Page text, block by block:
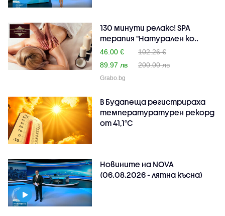
130 минути релакс! SPA
терапия "Натурален ко..
46.00 €
102.26 €
89.97 лв
200.00 лв
Grabo.bg
В Будапеща регистрираха
температуратурен рекорд
от 41,1°C
Новините на NOVA
(06.08.2026 - лятна късна)